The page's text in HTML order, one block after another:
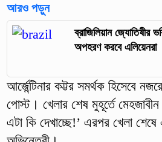
আরও পড়ুন
ব্রাজিলিয়ান জ্যোতিষীর
অপহরণ করবে এলিয়েনরা
আর্জেন্টিনার কট্টর সমর্থক হিসেবে
পোস্ট। খেলার শেষ মুহূর্তে মেহজাবীন
এটা কি দেখাচ্ছে!’ এরপর খেলা